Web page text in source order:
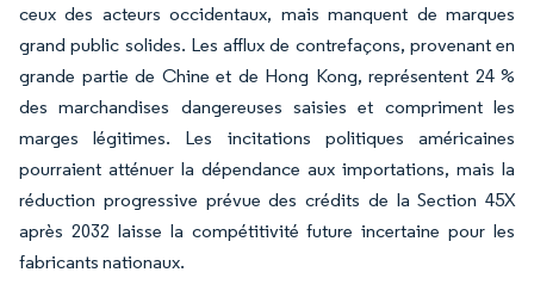
ceux des acteurs occidentaux, mais manquent de marques
grand public solides. Les afflux de contrefaçons, provenant en
grande partie de Chine et de Hong Kong, représentent 24 %
des marchandises dangereuses saisies et compriment les
marges légitimes. Les incitations politiques américaines
pourraient atténuer la dépendance aux importations, mais la
réduction progressive prévue des crédits de la Section 45X
après 2032 laisse la compétitivité future incertaine pour les
fabricants nationaux.